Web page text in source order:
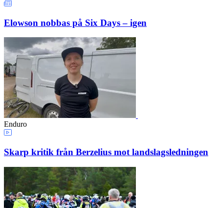
Elowson nobbas på Six Days – igen
Enduro
Skarp kritik från Berzelius mot landslagsledningen